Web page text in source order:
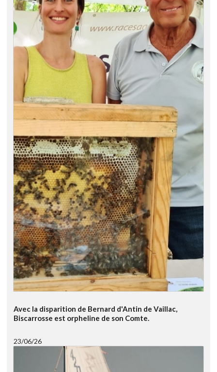
Avec la disparition de Bernard d'Antin de Vaillac,
Biscarrosse est orpheline de son Comte.
23/06/26